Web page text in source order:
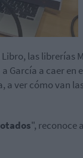
Libro, las librerías
García a caer en
a ver cómo van
", reconoce